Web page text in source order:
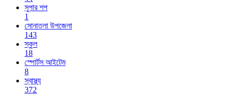
সুপার শপ
1
সোনাতলা উপজেলা
143
স্কুল
18
স্পোর্টস আইটেম
8
স্বাস্থ্য
372